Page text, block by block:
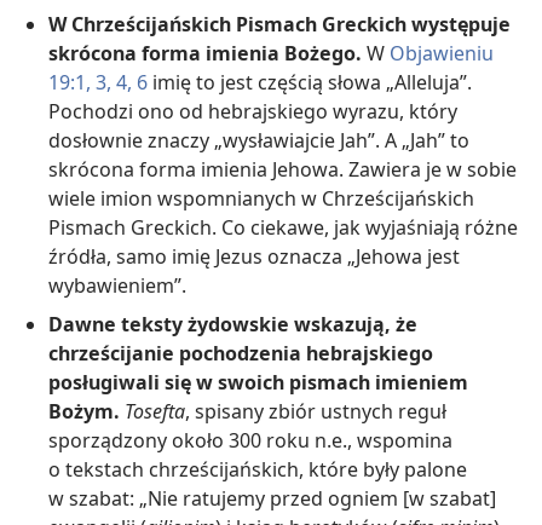
W Chrześcijańskich Pismach Greckich występuje
skrócona forma imienia Bożego. W Objawieniu
19:1, 3, 4, 6 imię to jest częścią słowa „Alleluja”.
Pochodzi ono od hebrajskiego wyrazu, który
dosłownie znaczy „wysławiajcie Jah”. A „Jah” to
skrócona forma imienia Jehowa. Zawiera je w sobie
wiele imion wspomnianych w Chrześcijańskich
Pismach Greckich. Co ciekawe, jak wyjaśniają różne
źródła, samo imię Jezus oznacza „Jehowa jest
wybawieniem”.
Dawne teksty żydowskie wskazują, że
chrześcijanie pochodzenia hebrajskiego
posługiwali się w swoich pismach imieniem
Bożym. Tosefta, spisany zbiór ustnych reguł
sporządzony około 300 roku n.e., wspomina
o tekstach chrześcijańskich, które były palone
w szabat: „Nie ratujemy przed ogniem [w szabat]